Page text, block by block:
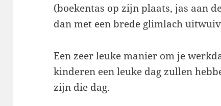
(boekentas op zijn plaats, jas aan
dan met een brede glimlach
Een zeer leuke manier om je
kinderen een leuke dag zullen
zijn die dag.